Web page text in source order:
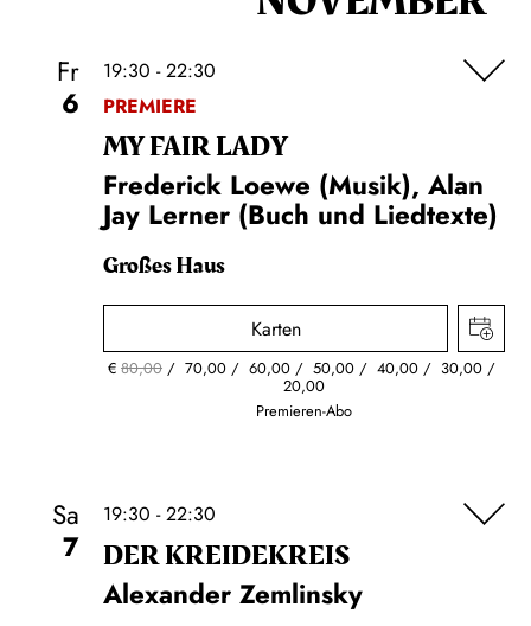
Fr
6
19:30 - 22:30
PREMIERE
MY FAIR LADY
Frederick Loewe (Musik), Alan
Jay Lerner (Buch und Liedtexte)
Großes Haus
Karten
€80,00 70,00 60,00 50,00 40,00 30,00
20,00
Premieren-Abo
Sa
7
19:30 - 22:30
DER KREIDE­KREIS
Alexander Zemlinsky